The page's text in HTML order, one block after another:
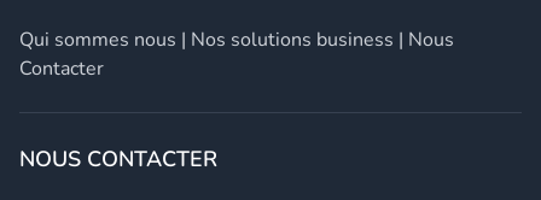
Qui sommes nous | Nos solutions business | Nous
Contacter
NOUS CONTACTER